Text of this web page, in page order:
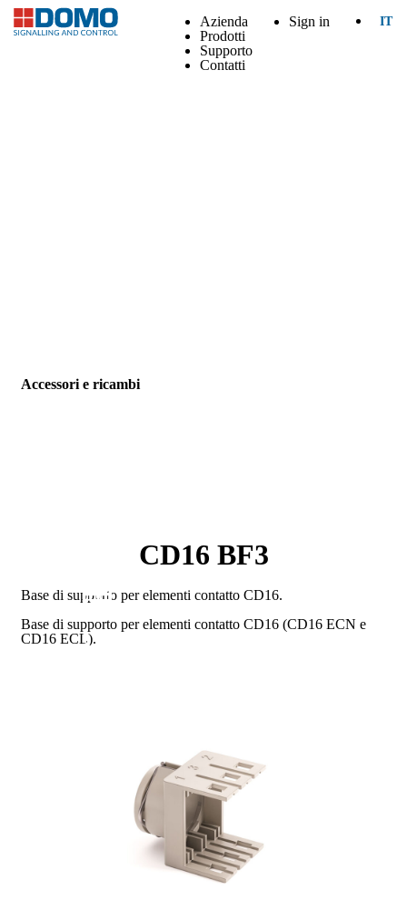
Azienda
Prodotti
Supporto
Contatti
Sign in IT
Accessori e ricambi
CD16 BF3
Base di supporto per elementi contatto CD16.
Base di supporto per elementi contatto CD16 (CD16 ECN e
CD16 ECL).